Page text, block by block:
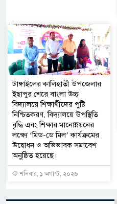
টাঙ্গাইলের কালিহাতী উপজেলার
ইছাপুর শেরে বাংলা উচ্চ
বিদ্যালয়ে শিক্ষার্থীদের পুষ্টি
নিশ্চিতকরণ, বিদ্যালয়ে উপস্থিতি
বৃদ্ধি এবং শিক্ষার মানোন্নয়নের
লক্ষ্যে ‘মিড-ডে মিল’ কার্যক্রমের
উদ্বোধন ও অভিভাবক সমাবেশ
অনুষ্ঠিত হয়েছে।
শনিবার, ১ অগাস্ট, ২০২৬